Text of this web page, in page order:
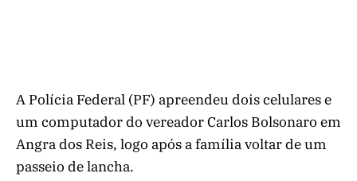
A Polícia Federal (PF) apreendeu dois celulares e
um computador do vereador Carlos Bolsonaro em
Angra dos Reis, logo após a família voltar de um
passeio de lancha.